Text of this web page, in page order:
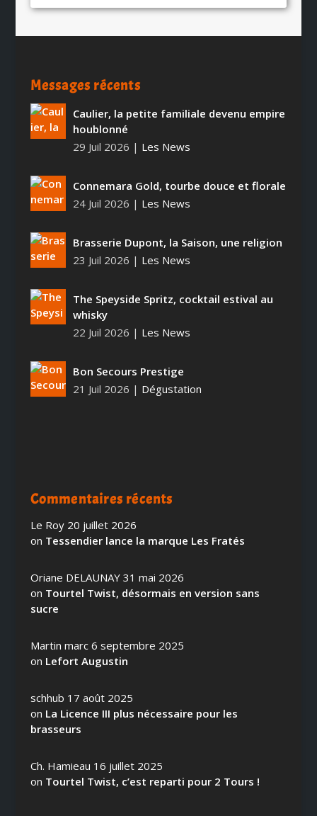
Messages récents
Caulier, la petite familiale devenu empire
houblonné
29 Juil 2026 | Les News
Connemara Gold, tourbe douce et florale
24 Juil 2026 | Les News
Brasserie Dupont, la Saison, une religion
23 Juil 2026 | Les News
The Speyside Spritz, cocktail estival au
whisky
22 Juil 2026 | Les News
Bon Secours Prestige
21 Juil 2026 | Dégustation
Commentaires récents
Le Roy 20 juillet 2026
on Tessendier lance la marque Les Fratés
Oriane DELAUNAY 31 mai 2026
on Tourtel Twist, désormais en version sans
sucre
Martin marc 6 septembre 2025
on Lefort Augustin
schhub 17 août 2025
on La Licence III plus nécessaire pour les
brasseurs
Ch. Hamieau 16 juillet 2025
on Tourtel Twist, c’est reparti pour 2 Tours !